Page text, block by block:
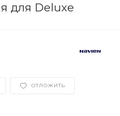
для Deluxe
ОТЛОЖИТЬ